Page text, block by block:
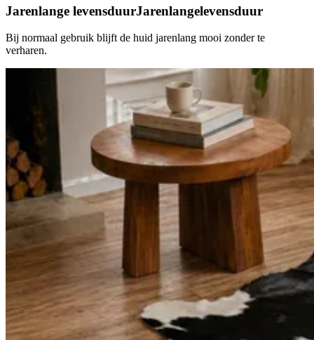
Jarenlange levensduurJarenlangelevensduur
Bij normaal gebruik blijft de huid jarenlang mooi zonder te
verharen.